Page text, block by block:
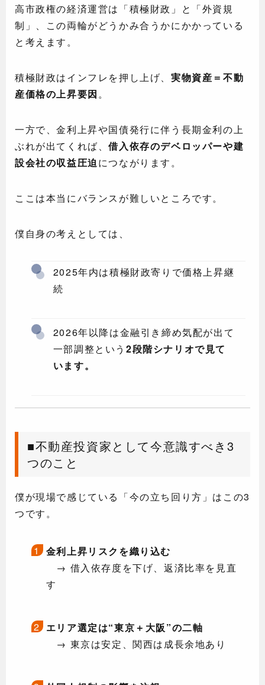
高市政権の経済運営は「積極財政」と「外資規
制」、この両輪がどうかみ合うかにかかっている
と考えます。
積極財政はインフレを押し上げ、実物資産＝不動
産価格の上昇要因。
一方で、金利上昇や国債発行に伴う長期金利の上
ぶれが出てくれば、借入依存のデベロッパーや建
設会社の収益圧迫につながります。
ここは本当にバランスが難しいところです。
僕自身の考えとしては、
2025年内は積極財政寄りで価格上昇継
続
2026年以降は金融引き締め気配が出て
一部調整という 2段階シナリオで見て
います。
■不動産投資家として今意識すべき3
つのこと
僕が現場で感じている「今の立ち回り方」はこの3
つです。
金利上昇リスクを織り込む
→ 借入依存度を下げ、返済比率を見直
す
エリア選定は“東京＋大阪”の二軸
→ 東京は安定、関西は成長余地あり